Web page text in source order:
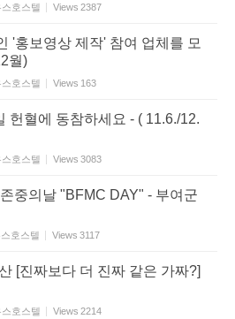
호스텔 Views 2387
'홍보영상 제작' 참여 업체를 모
월)
호스텔 Views 163
헌혈에 동참하세요 - ( 11.6./12.
호스텔 Views 3083
중의날 "BFMC DAY" - 부여군
호스텔 Views 3117
[진짜보다 더 진짜 같은 가짜?]
호스텔 Views 2214